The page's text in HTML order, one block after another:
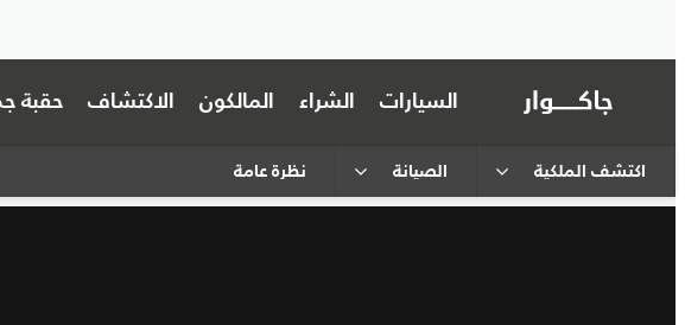
السيارات الشراء المالكون الاكتشاف حقبة
اكتشف الملكية الصيانة نظرة عامة